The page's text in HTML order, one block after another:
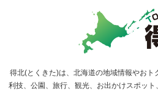
得北(とくきた)は、北海道の地域情報やおト
利技、公園、旅行、観光、お出かけスポッ